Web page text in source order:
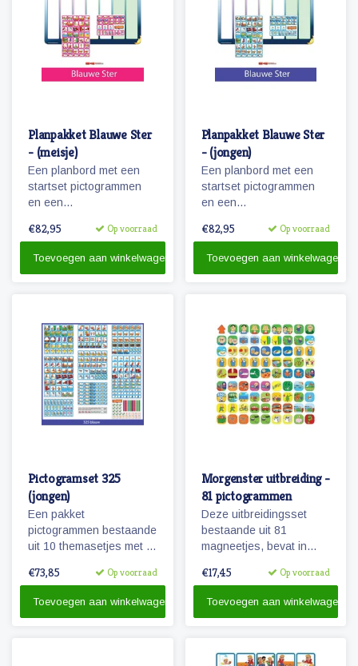
Planpakket Blauwe Ster
- (meisje)
Een planbord met een
startset pictogrammen
en een
€82,95 Op voorraad
Toevoegen aan winkelwagen
Planpakket Blauwe Ster
- (jongen)
Een planbord met een
startset pictogrammen
en een
€82,95 Op voorraad
Toevoegen aan winkelwagen
Pictogramset 325
(jongen)
Een pakket
pictogrammen bestaande
uit 10 themasetjes met in
voor een volledige
€73,85 Op voorraad
Toevoegen aan winkelwagen
Morgenster uitbreiding -
81 pictogrammen
Deze uitbreidingsset
bestaande uit 81
magneetjes, bevat in
basisset Morgenster, alle
serie en in een ruime
pictogrammen.
€17,45 Op voorraad
Toevoegen aan winkelwagen